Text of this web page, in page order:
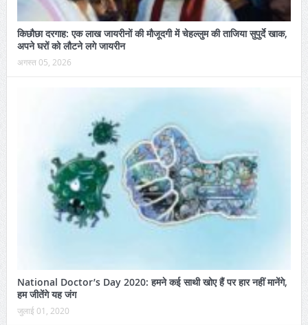
किछौछा दरगाह: एक लाख जायरीनों की मौजूदगी में चेहल्लुम की ताजिया सुपुर्दे खाक,
अपने घरों को लौटने लगे जायरीन
अगस्त 05, 2026
National Doctor’s Day 2020: हमने कई साथी खोए हैं पर हार नहीं मानेंगे,
हम जीतेंगे यह जंग
जुलाई 01, 2020